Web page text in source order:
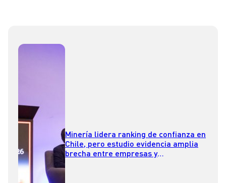
Minería lidera ranking de confianza en
Chile, pero estudio evidencia amplia
brecha entre empresas y